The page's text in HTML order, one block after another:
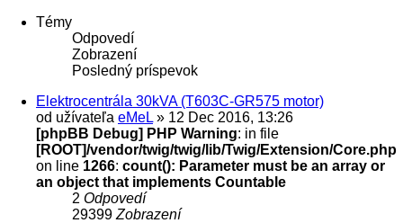
Témy
Odpovedí
Zobrazení
Posledný príspevok
Elektrocentrála 30kVA (T603C-GR575 motor)
od užívateľa eMeL » 12 Dec 2016, 13:26
[phpBB Debug] PHP Warning: in file
[ROOT]/vendor/twig/twig/lib/Twig/Extension/Core.php
on line 1266: count(): Parameter must be an array or
an object that implements Countable
2 Odpovedí
29399 Zobrazení